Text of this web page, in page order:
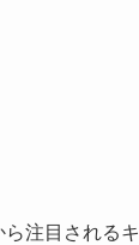
注目される